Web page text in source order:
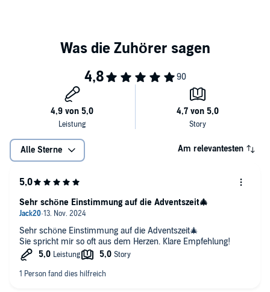
Alle Sterne Am relevantesten
Sehr schöne Einstimmung auf die Adventszeit🎄
Sie spricht mir so oft aus dem Herzen. Klare Empfehlung!
Sehr schöne Einstimmung auf die Adventszeit🎄